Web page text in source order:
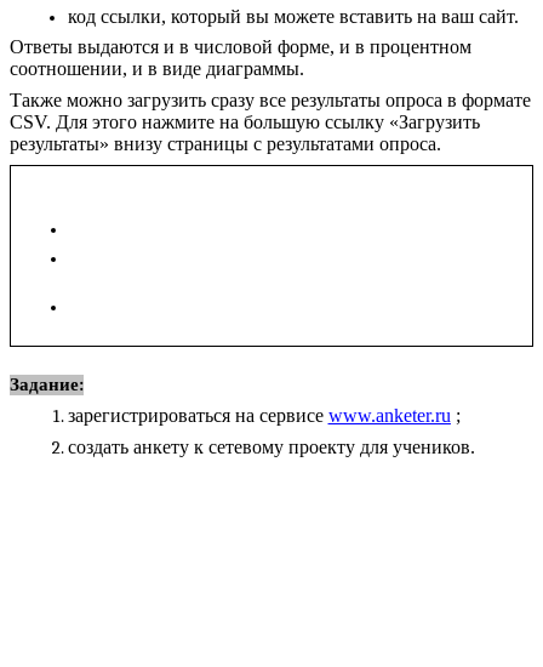
код ссылки, который вы можете вставить на ваш сайт.
Ответы выдаются и в числовой форме, и в процентном
соотношении, и в виде диаграммы.
Также можно загрузить сразу все результаты опроса в формате
CSV. Для этого нажмите на большую ссылку «Загрузить
результаты» внизу страницы с результатами опроса.
Задание:
зарегистрироваться на сервисе www.anketer.ru ;
создать анкету к сетевому проекту для учеников.